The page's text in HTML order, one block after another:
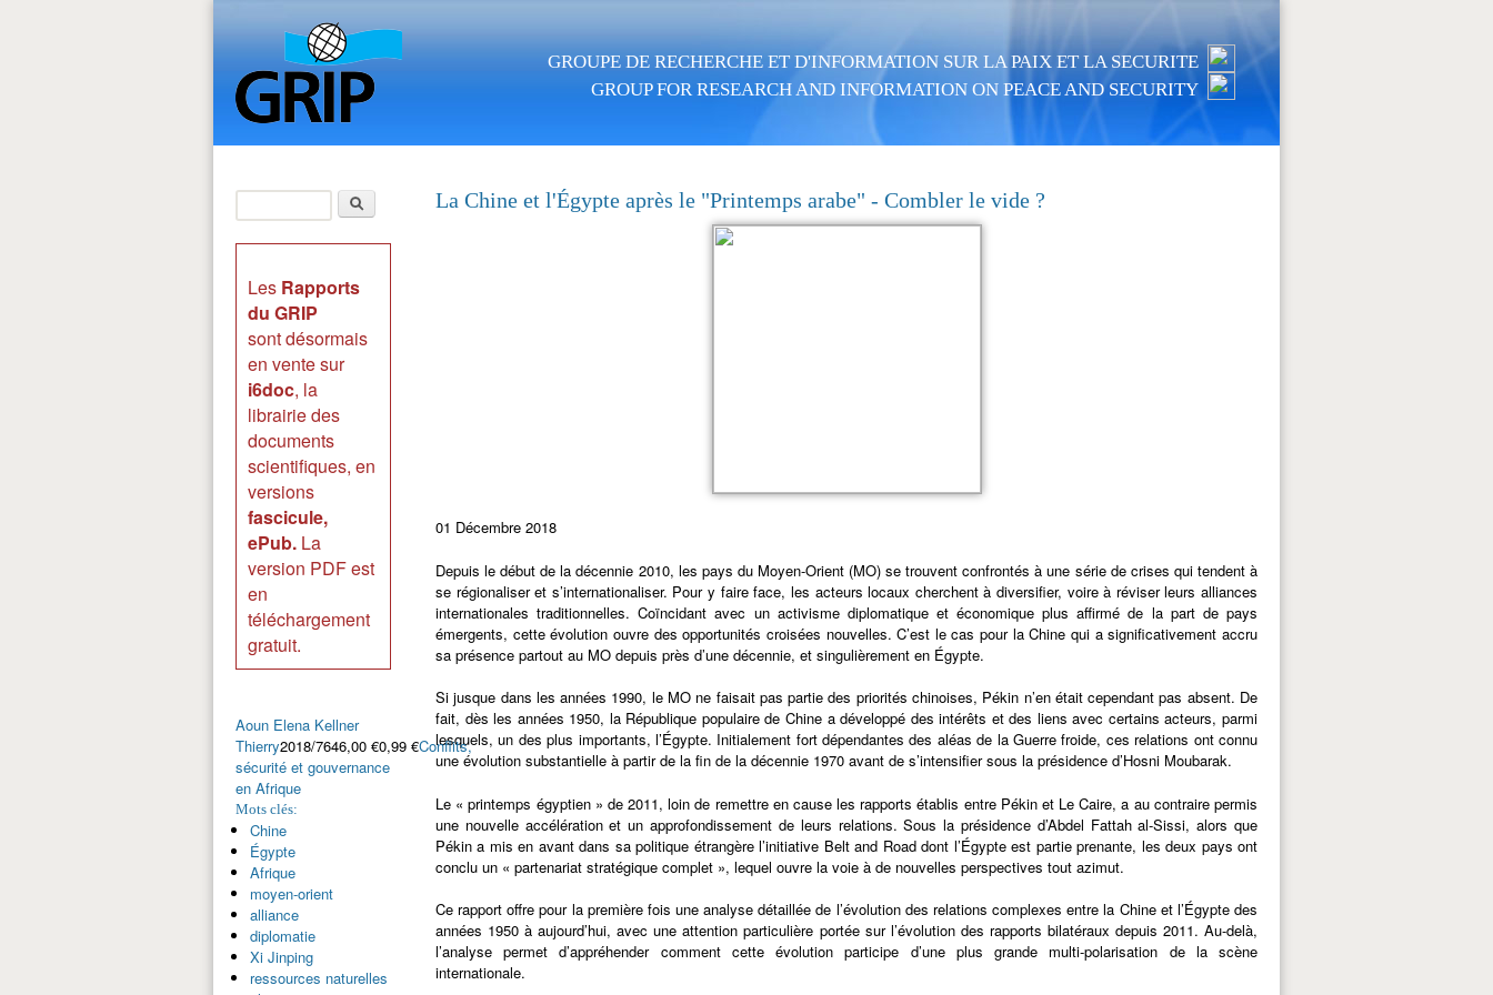
GROUPE DE RECHERCHE ET D'INFORMATION SUR LA PAIX ET LA SECURITE
GROUP FOR RESEARCH AND INFORMATION ON PEACE AND SECURITY
La Chine et l'Égypte après le "Printemps arabe" - Combler le vide ?
01 Décembre 2018
Depuis le début de la décennie 2010, les pays du Moyen-Orient (MO) se trouvent confrontés à une série de crises qui tendent à
se régionaliser et s’internationaliser. Pour y faire face, les acteurs locaux cherchent à diversifier, voire à réviser leurs alliances
internationales traditionnelles. Coïncidant avec un activisme diplomatique et économique plus affirmé de la part de pays
émergents, cette évolution ouvre des opportunités croisées nouvelles. C’est le cas pour la Chine qui a significativement accru
sa présence partout au MO depuis près d’une décennie, et singulièrement en Égypte.
Si jusque dans les années 1990, le MO ne faisait pas partie des priorités chinoises, Pékin n’en était cependant pas absent. De
fait, dès les années 1950, la République populaire de Chine a développé des intérêts et des liens avec certains acteurs, parmi
lesquels, un des plus importants, l’Égypte. Initialement fort dépendantes des aléas de la Guerre froide, ces relations ont connu
une évolution substantielle à partir de la fin de la décennie 1970 avant de s’intensifier sous la présidence d’Hosni Moubarak.
Le « printemps égyptien » de 2011, loin de remettre en cause les rapports établis entre Pékin et Le Caire, a au contraire permis
une nouvelle accélération et un approfondissement de leurs relations. Sous la présidence d’Abdel Fattah al-Sissi, alors que
Pékin a mis en avant dans sa politique étrangère l’initiative Belt and Road dont l’Égypte est partie prenante, les deux pays ont
conclu un « partenariat stratégique complet », lequel ouvre la voie à de nouvelles perspectives tout azimut.
Ce rapport offre pour la première fois une analyse détaillée de l’évolution des relations complexes entre la Chine et l’Égypte des
années 1950 à aujourd’hui, avec une attention particulière portée sur l’évolution des rapports bilatéraux depuis 2011. Au-delà,
l’analyse permet d’appréhender comment cette évolution participe d’une plus grande multi-polarisation de la scène
internationale.
Formulaire de
recherche
Les Rapports
du GRIP
sont désormais
en vente sur
i6doc, la
librairie des
documents
scientifiques, en
versions
fascicule,
ePub. La
version PDF est
en
téléchargement
gratuit.
Aoun Elena Kellner
Thierry2018/7646,00 €0,99 €Conflits,
sécurité et gouvernance
en Afrique
Mots clés:
Chine
Égypte
Afrique
moyen-orient
alliance
diplomatie
Xi Jinping
ressources naturelles